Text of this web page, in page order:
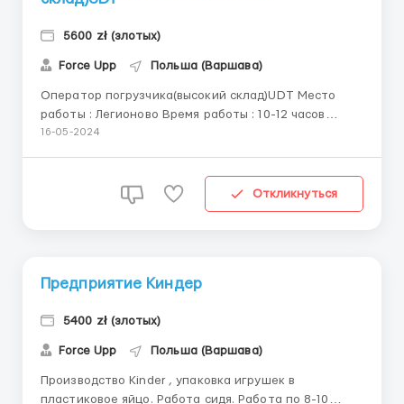
5600 zł (злотых)
Force Upp Польша (Варшава)
Оператор погрузчика(высокий склад)UDT Место
работы : Легионово Время работы : 10-12 часов
Количество часов в месяц : 240+ Жилье :
16-05-2024
Откликнуться
Предприятие Киндер
5400 zł (злотых)
Force Upp Польша (Варшава)
Производство Kinder , упаковка игрушек в
пластиковое яйцо. Работа сидя. Работа по 8-10